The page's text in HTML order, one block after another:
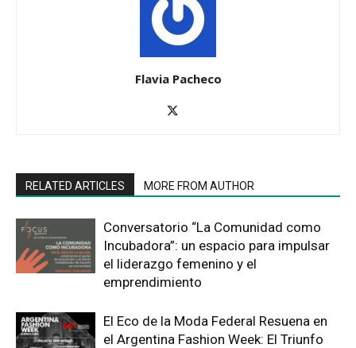
Flavia Pacheco
RELATED ARTICLES MORE FROM AUTHOR
Conversatorio “La Comunidad como
Incubadora”: un espacio para impulsar
el liderazgo femenino y el
emprendimiento
El Eco de la Moda Federal Resuena en
el Argentina Fashion Week: El Triunfo